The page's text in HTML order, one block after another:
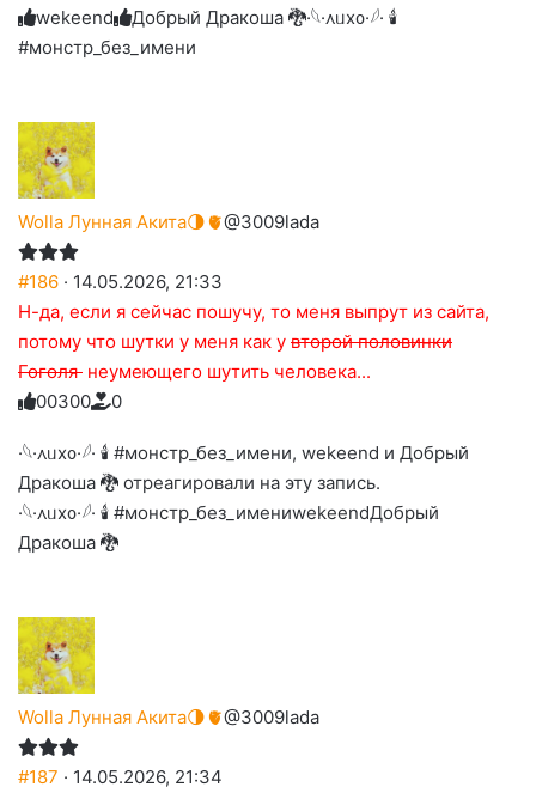
wekeend
Добрый Дракоша 🐉·𓆩·᧘ᥙх᧐·𓆪· 🕯
#монстр_без_имени
Wolla Лунная Акита🌗🫀@3009lada
#186 · 14.05.2026, 21:33
Н-да, если я сейчас пошучу, то меня выпрут из сайта,
потому что шутки у меня как у второй половинки
Гоголя неумеющего шутить человека...
Голосуйте
вверх.
0
Нажмите
реакцию:
улыбаюсь
0
Нажмите
реакцию:
смеюсь
до
слез
3
Нажмите
реакцию:
печаль
0
Нажмите
реакцию:
плачу
0
Нажмите
благодарю
0
·𓆩·᧘ᥙх᧐·𓆪· 🕯 #монстр_без_имени, wekeend и Добрый
Дракоша 🐉 отреагировали на эту запись.
·𓆩·᧘ᥙх᧐·𓆪· 🕯 #монстр_без_имениwekeendДобрый
Дракоша 🐉
Wolla Лунная Акита🌗🫀@3009lada
#187 · 14.05.2026, 21:34